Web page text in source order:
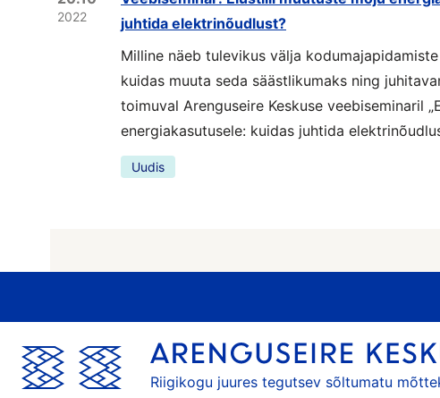
2022
juhtida elektrinõudlust?
Milline näeb tulevikus välja
kuidas muuta seda säästlikumaks ning
toimuval Arenguseire Keskuse veebiseminaril
energiakasutusele: kuidas juhtida
Uudis
Riigikogu juures tegutsev sõltumatu